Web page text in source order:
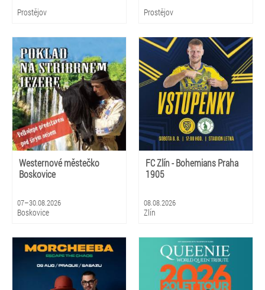
Prostějov Prostějov
Westernové městečko
Boskovice
07–30.08.2026
Boskovice
FC Zlín - Bohemians Praha
1905
08.08.2026
Zlín